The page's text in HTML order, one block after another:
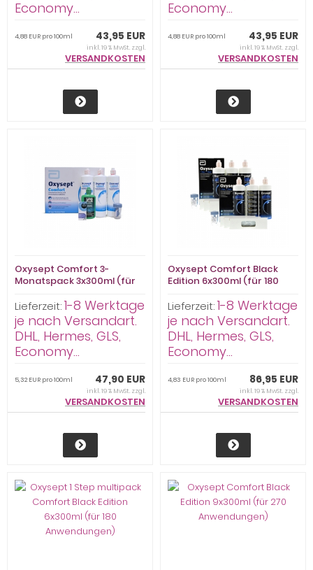
Economy...
43,95 EUR
4,88 EUR pro 100ml
inkl. 19 % MwSt. zzgl.
VERSANDKOSTEN
Economy...
43,95 EUR
4,88 EUR pro 100ml
inkl. 19 % MwSt. zzgl.
VERSANDKOSTEN
Oxysept Comfort 3-
Monatspack 3x300ml (für
Lieferzeit:1-8 Werktage
je nach Versandart.
DHL, Hermes, GLS,
Economy...
47,90 EUR
5,32 EUR pro 100ml
inkl. 19 % MwSt. zzgl.
VERSANDKOSTEN
Oxysept Comfort Black
Edition 6x300ml (für 180
Lieferzeit:1-8 Werktage
je nach Versandart.
DHL, Hermes, GLS,
Economy...
86,95 EUR
4,83 EUR pro 100ml
inkl. 19 % MwSt. zzgl.
VERSANDKOSTEN